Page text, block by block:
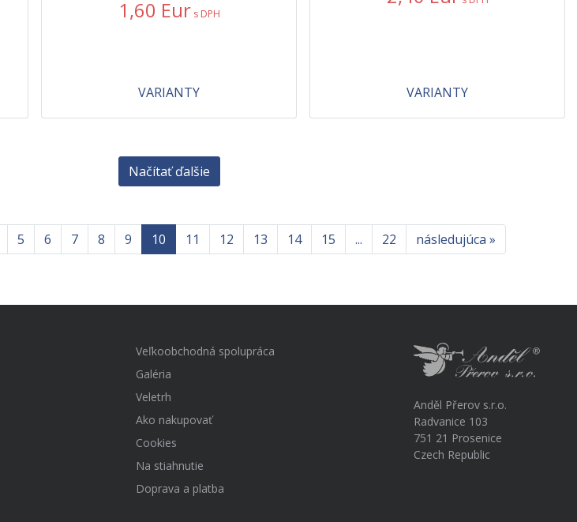
1,60 Eur s DPH
VARIANTY VARIANTY
Načítať ďalšie
5 6 7 8 9 10 11 12 13 14 15 ... 22 následujúca »
Veľkoobchodná spolupráca
Galéria
Veletrh
Ako nakupovať
Cookies
Na stiahnutie
Doprava a platba
Anděl Přerov s.r.o.
Radvanice 103
751 21 Prosenice
Czech Republic